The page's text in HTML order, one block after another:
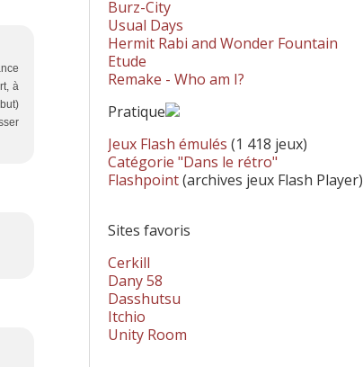
à
Burz-City
Usual Days
Hermit Rabi and Wonder Fountain
Etude
Remake - Who am I?
Pratique
Jeux Flash émulés (1 418 jeux)
Catégorie "Dans le rétro"
Flashpoint(archives jeux Flash Player)
Sites favoris
Cerkill
Dany 58
Dasshutsu
Itchio
Unity Room